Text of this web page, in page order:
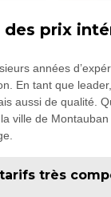
prix
années
En tant que
aussi de qualité.
ville de
très